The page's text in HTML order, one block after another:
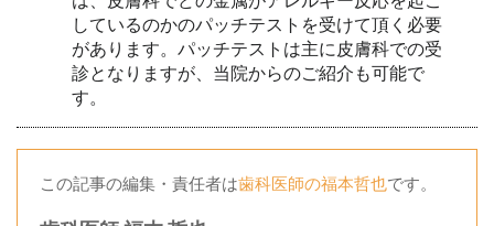
しているのかのパッチテストを受けて頂く必要
があります。パッチテストは主に皮膚科での受
診となりますが、当院からのご紹介も可能で
す。
この記事の編集・責任者は歯科医師の福本哲也です。